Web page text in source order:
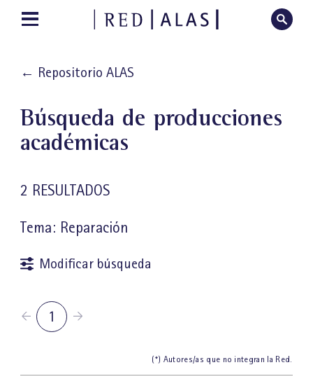
← Repositorio ALAS
Búsqueda de producciones
académicas
2 RESULTADOS
Tema: Reparación
Modificar búsqueda
1
(*) Autores/as que no integran la Red.